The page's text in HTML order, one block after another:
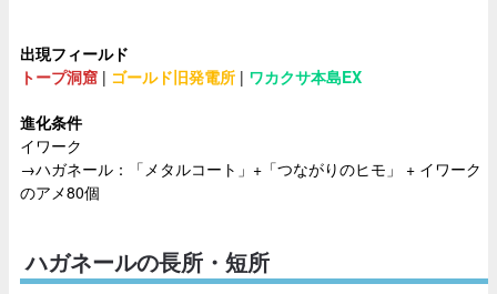
出現フィールド
トープ洞窟 | ゴールド旧発電所 | ワカクサ本島EX
進化条件
イワーク
→ハガネール：「メタルコート」+「つながりのヒモ」 + イワーク
のアメ80個
ハガネールの長所・短所